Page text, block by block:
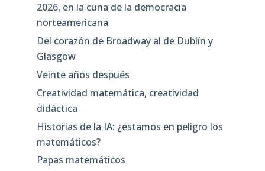
2026, en la cuna de la democracia
norteamericana
Del corazón de Broadway al de Dublín y
Glasgow
Veinte años después
Creatividad matemática, creatividad
didáctica
Historias de la IA: ¿estamos en peligro los
matemáticos?
Papas matemáticos